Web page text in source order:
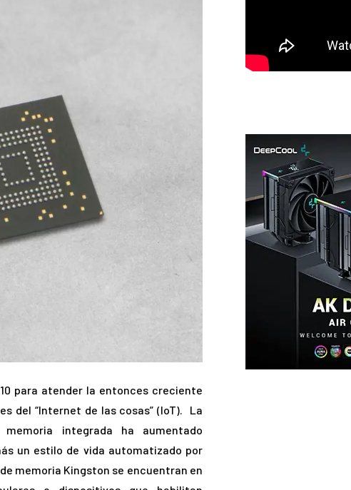
para atender la entonces creciente
del “Internet de las cosas” (IoT). La
integrada ha aumentado
un estilo de vida automatizado por
memoria Kingston se encuentran en